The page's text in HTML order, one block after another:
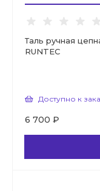
Таль ручная
RUNTEC
Доступно к
6 700 ₽